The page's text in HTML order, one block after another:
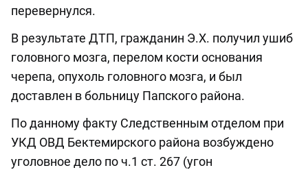
перевернулся.
В результате ДТП, гражданин Э.Х. получил ушиб
головного мозга, перелом кости основания
черепа, опухоль головного мозга, и был
доставлен в больницу Папского района.
По данному факту Следственным отделом при
УКД ОВД Бектемирского района возбуждено
уголовное дело по ч.1 ст. 267 (угон